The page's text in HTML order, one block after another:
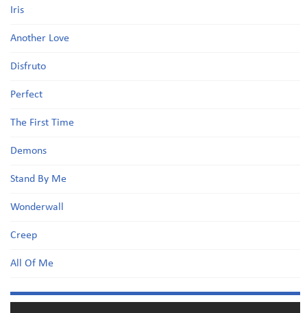
Iris
Another Love
Disfruto
Perfect
The First Time
Demons
Stand By Me
Wonderwall
Creep
All Of Me